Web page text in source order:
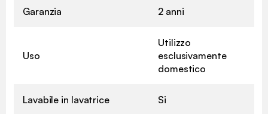
Garanzia 2 anni
Uso
Utilizzo
esclusivamente
domestico
Lavabile in lavatrice Si